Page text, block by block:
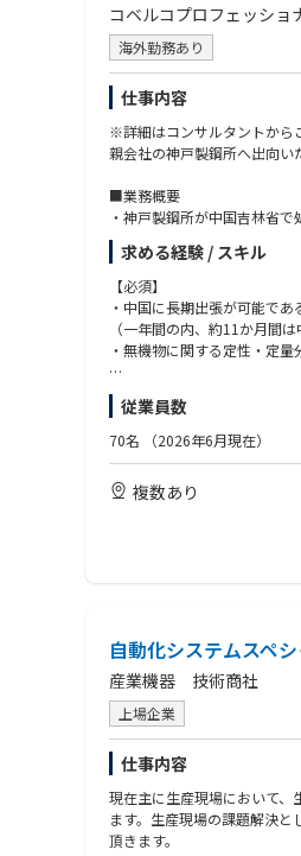
コベルコプロフェッショ
海外勤務あり
仕事内容
※詳細はコンサルタントか
親会社の神戸製鋼所へ出向い
■業務概要
・神戸製鋼所が中国吉林省
・上記分析結果のデータ整理
・上記分析に使用する機器の
◎年間勤務スケジュール
下記の通り、約11か月は中
・3月～翌1月頃まで・・・中
・1月下旬～2月頃まで・・・
求める経験 / スキル
【必須】
・中国に長期出張が可能であ
（一年間の内、約11か月間は
・無機物に関する定性・定量
【尚可】
・GC-MS、原子吸光光度計等
・分析関係の組織でマネジメ
危険物取扱者
有機溶剤作業主任者
従業員数
70名 （2026年6月現在）
複数あり
自動化システムスペ
産業機器 技術商社
上場企業
仕事内容
現在主に生産現場において
ます。生産現場の課題解決
頂きます。